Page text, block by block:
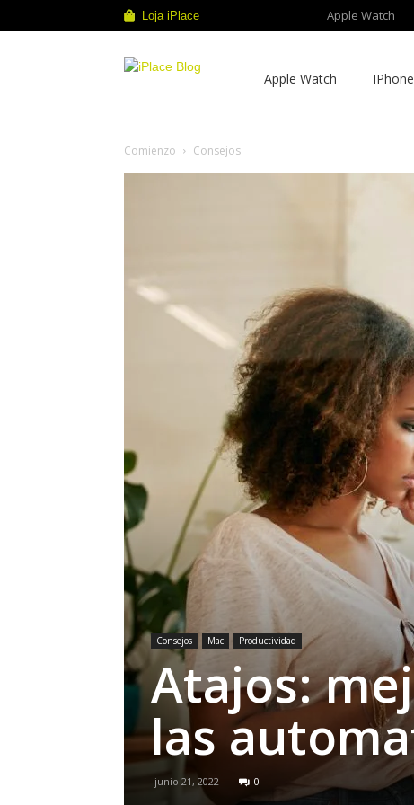
Loja iPlace Apple Watch
Apple Watch IPhone
Comienzo Consejos
Consejos Mac Productividad
Atajos:
las
junio 21, 2022 0